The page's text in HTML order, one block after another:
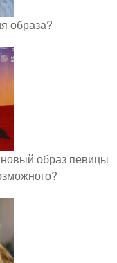
образа?
образ певицы